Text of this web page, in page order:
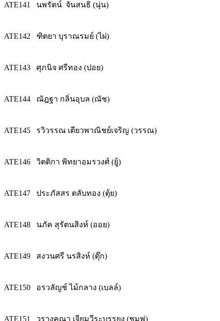
ATE141 นพรัตน์ จันสนธิ (นุ่น)
ATE142 ฑิตยา บุราณรมย์ (ไผ่)
ATE143 ศุภนิจ ศรีทอง (ปอย)
ATE144 ณัฎฐา กลิ่นอุบล (ณัช)
ATE145 รวิวรรณ เตียวพาณิชย์เจริญ (วรรณ)
ATE146 วิตติกา พิทยาอมรวงศ์ (ยู้)
ATE147 ประภัสสร ตลับทอง (ตุ้ย)
ATE148 นภัค สุรัตนสิงห์ (ออย)
ATE149 สงวนศรี นรสิงห์ (ตุ๊ก)
ATE150 อรวลัญช์ ไม้กลาง (เบลล์)
ATE151 วรางคณา เจียมวีระบรรยง (ชมพู่)